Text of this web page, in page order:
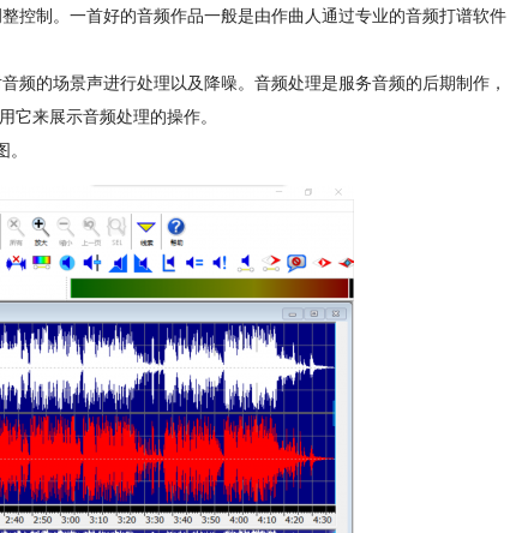
控制。一首好的音频作品一般是由作曲人通过专业的音频打谱软件
频的场景声进行处理以及降噪。音频处理是服务音频的后期制作，
它来展示音频处理的操作。